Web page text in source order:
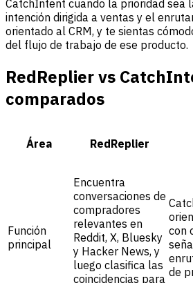
CatchIntent cuando la prioridad sea
intención dirigida a ventas y el
orientado al CRM, y te sientas
del flujo de trabajo de ese producto.
RedReplier vs
comparados
Área RedReplier
Función
principal
Encuentra
conversaciones de
compradores
relevantes en
Reddit, X, Bluesky
y Hacker News, y
luego clasifica las
coincidencias para
con
de